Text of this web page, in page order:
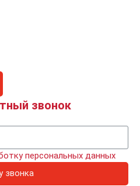
звонок
персональных данных
звонка